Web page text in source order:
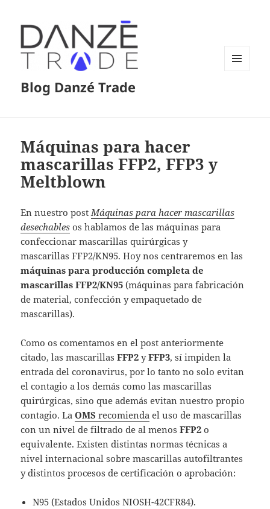
Blog Danzé Trade
Máquinas para hacer
mascarillas FFP2, FFP3 y
Meltblown
En nuestro postMáquinas para hacer mascarillas
desechables os hablamos de las máquinas para
confeccionar mascarillas quirúrgicas y
mascarillas FFP2/KN95. Hoy nos centraremos en las
máquinas para producción completa de
mascarillas FFP2/KN95 (máquinas para fabricación
de material, confección y empaquetado de
mascarillas).
Como os comentamos en el post anteriormente
citado, las mascarillasFFP2 yFFP3, sí impiden la
entrada del coronavirus, por lo tanto no solo evitan
el contagio a los demás como las mascarillas
quirúrgicas, sino que además evitan nuestro propio
contagio. LaOMS recomienda el uso de mascarillas
con un nivel de filtrado de al menosFFP2 o
equivalente. Existen distintas normas técnicas a
nivel internacional sobre mascarillas autofiltrantes
y distintos procesos de certificación o aprobación:
N95 (Estados Unidos NIOSH-42CFR84).